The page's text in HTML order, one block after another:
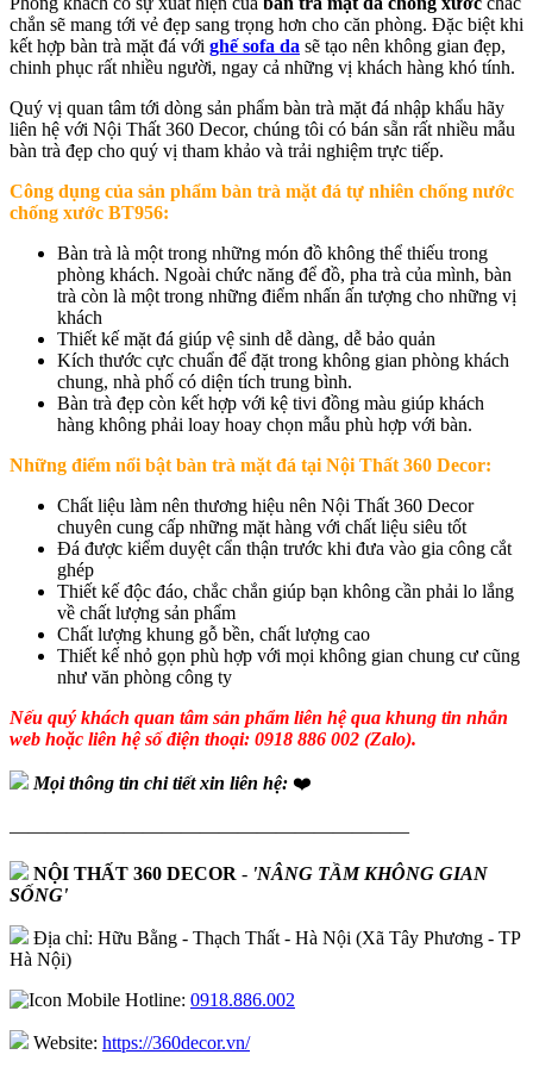
chắn sẽ mang tới vẻ đẹp sang trọng hơn cho căn phòng. Đặc biệt khi
kết hợp bàn trà mặt đá với ghế sofa da sẽ tạo nên không gian đẹp,
chinh phục rất nhiều người, ngay cả những vị khách hàng khó tính.
Quý vị quan tâm tới dòng sản phẩm bàn trà mặt đá nhập khẩu hãy
liên hệ với Nội Thất 360 Decor, chúng tôi có bán sẵn rất nhiều mẫu
bàn trà đẹp cho quý vị tham khảo và trải nghiệm trực tiếp.
Công dụng của sản phẩm bàn trà mặt đá tự nhiên chống nước
chống xước BT956:
Bàn trà là một trong những món đồ không thể thiếu trong
phòng khách. Ngoài chức năng để đồ, pha trà của mình, bàn
trà còn là một trong những điểm nhấn ấn tượng cho những vị
khách
Thiết kế mặt đá giúp vệ sinh dễ dàng, dễ bảo quản
Kích thước cực chuẩn để đặt trong không gian phòng khách
chung, nhà phố có diện tích trung bình.
Bàn trà đẹp còn kết hợp với kệ tivi đồng màu giúp khách
hàng không phải loay hoay chọn mẫu phù hợp với bàn.
Những điểm nổi bật bàn trà mặt đá tại Nội Thất 360 Decor:
Chất liệu làm nên thương hiệu nên Nội Thất 360 Decor
chuyên cung cấp những mặt hàng với chất liệu siêu tốt
Đá được kiểm duyệt cẩn thận trước khi đưa vào gia công cắt
ghép
Thiết kế độc đáo, chắc chắn giúp bạn không cần phải lo lắng
về chất lượng sản phẩm
Chất lượng khung gỗ bền, chất lượng cao
Thiết kế nhỏ gọn phù hợp với mọi không gian chung cư cũng
như văn phòng công ty
Nếu quý khách quan tâm sản phẩm liên hệ qua khung tin nhắn
web hoặc liên hệ số điện thoại: 0918 886 002 (Zalo).
Mọi thông tin chi tiết xin liên hệ: ❤️
—————————————————————
NỘI THẤT 360 DECOR - 'NÂNG TẦM KHÔNG GIAN
SỐNG'
Địa chỉ: Hữu Bằng - Thạch Thất - Hà Nội (Xã Tây Phương - TP
Hà Nội)
Hotline: 0918.886.002
Website: https://360decor.vn/